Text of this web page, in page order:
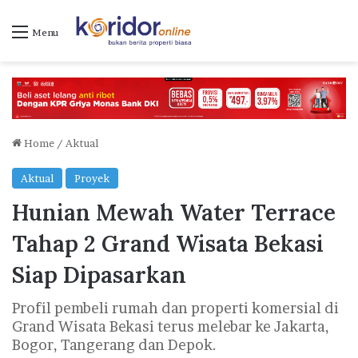
Menu
Home / Aktual
Aktual Proyek
Hunian Mewah Water Terrace
Tahap 2 Grand Wisata Bekasi
Siap Dipasarkan
Profil pembeli rumah dan properti komersial di
Grand Wisata Bekasi terus melebar ke Jakarta,
Bogor, Tangerang dan Depok.